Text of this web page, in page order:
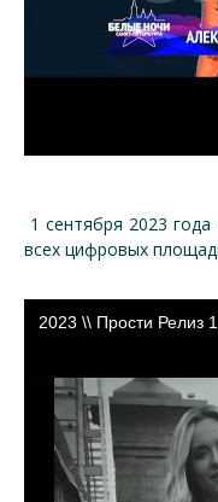
1 сентября 2023
всех цифровых